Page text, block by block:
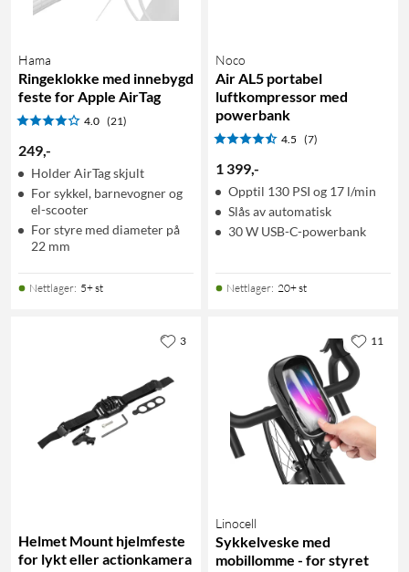
Hama
Ringeklokke med innebygd
feste for Apple AirTag
4.0 (21)
249,-
Holder AirTag skjult
For sykkel, barnevogner og
el-scooter
For styre med diameter på
22 mm
Nettlager: 5+ st
Noco
Air AL5 portabel
luftkompressor med
powerbank
4.5 (7)
1 399,-
Opptil 130 PSI og 17 l/min
Slås av automatisk
30 W USB-C-powerbank
Nettlager: 20+ st
Helmet Mount hjelmfeste
for lykt eller actionkamera
3
Linocell
Sykkelveske med
mobillomme - for styret
11